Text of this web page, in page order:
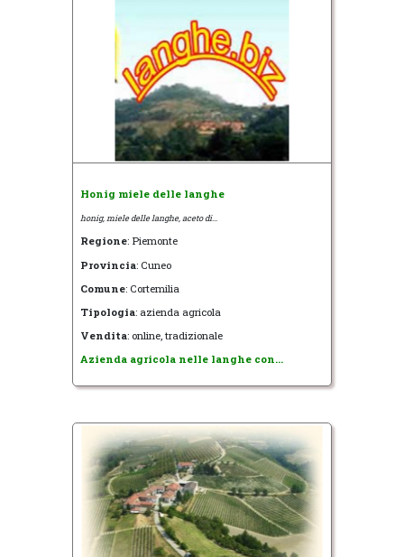
Honig miele delle langhe
honig, miele delle langhe, aceto di...
Regione: Piemonte
Provincia: Cuneo
Comune: Cortemilia
Tipologia: azienda agricola
Vendita: online, tradizionale
Azienda agricola nelle langhe con...